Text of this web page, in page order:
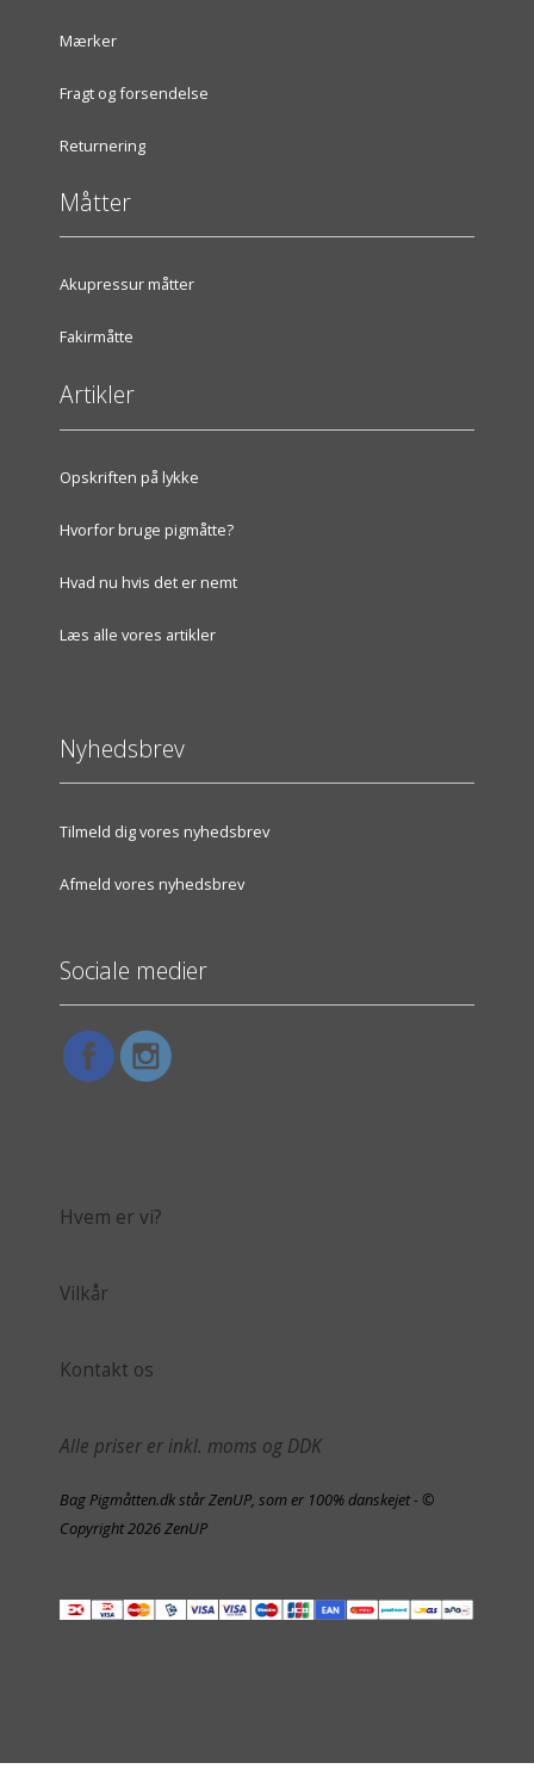
Mærker
Fragt og forsendelse
Returnering
Måtter
Akupressur måtter
Fakirmåtte
Artikler
Opskriften på lykke
Hvorfor bruge pigmåtte?
Hvad nu hvis det er nemt
Læs alle vores artikler
Nyhedsbrev
Tilmeld dig vores nyhedsbrev
Afmeld vores nyhedsbrev
Sociale medier
Hvem er vi?
Vilkår
Kontakt os
Alle priser er inkl. moms og DDK
Bag Pigmåtten.dk står ZenUP, som er 100% danskejet - ©
Copyright 2026 ZenUP